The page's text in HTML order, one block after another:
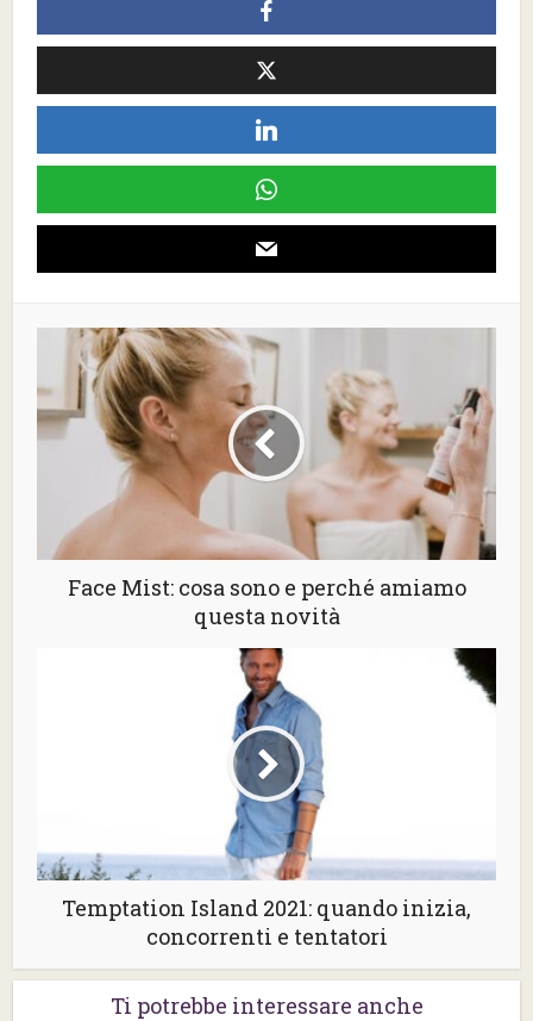
Face Mist: cosa sono e perché amiamo
questa novità
Temptation Island 2021: quando inizia,
concorrenti e tentatori
Ti potrebbe interessare anche